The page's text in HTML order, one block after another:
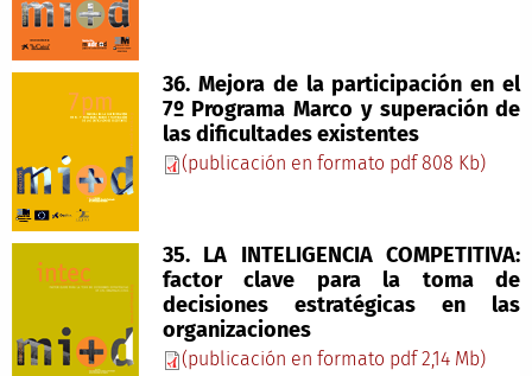
36. Mejora de la participación en el
7º Programa Marco y superación de
las dificultades existentes
(publicación en formato pdf 808 Kb)
35. LA INTELIGENCIA COMPETITIVA:
factor clave para la toma de
decisiones estratégicas en las
organizaciones
(publicación en formato pdf 2,14 Mb)